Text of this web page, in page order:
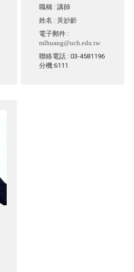
職稱 : 講師
姓名 :黃妙齡
電子郵件 :
mlhuang@uch.edu.tw
聯絡電話 : 03-4581196
分機:6111